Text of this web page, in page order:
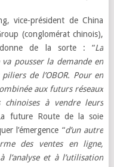
vice-président de China
(conglomérat chinois),
de la sorte : “La
pousser la demande en
de l’OBOR. Pour en
aux futurs réseaux
chinoises à vendre leurs
future Route de la soie
l’émergence “d’un autre
des ventes en ligne,
l’analyse et à l’utilisation